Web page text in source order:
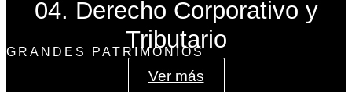
04. Derecho Corporativo y
Tributario
Ver más
GRANDES PATRIMONIOS